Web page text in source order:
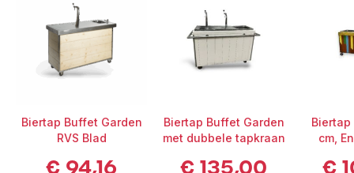
Biertap Buffet Garden
RVS Blad
€ 94,16
Biertap Buffet Garden
met dubbele tapkraan
€ 135,00
Biertap
cm,
€